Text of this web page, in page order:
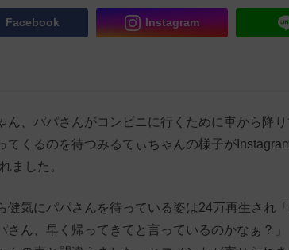
Facebook Instagram
ん、パパさんがコンビニに行くために車から降り
くるのを待つみるてぃちゃんの様子が
ました。
健気にパパさんを待っている姿は24万再生され
さん、早く帰ってきてと言っているのかなぁ？